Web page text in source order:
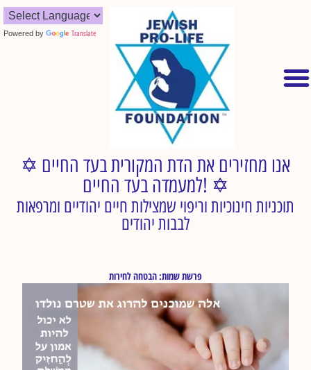
Powered by Translate
✡︎ אנו מחזירים את הדת המקורית בעד החיים
למעמדה בעד החיים! ✡︎
תוכניות חינוכיות וריפוי שמצילות חיים יהודיים ומרפאות
לבבות יהודים
פרשת שמות: הבטחה לחירות